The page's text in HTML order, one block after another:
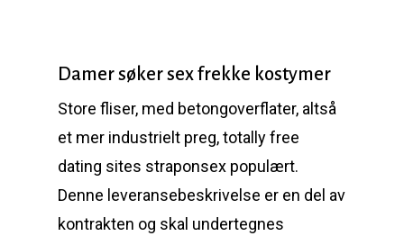
Damer søker sex frekke kostymer
Store fliser, med betongoverflater, altså
et mer industrielt preg, totally free
dating sites straponsex populært.
Denne leveransebeskrivelse er en del av
kontrakten og skal undertegnes